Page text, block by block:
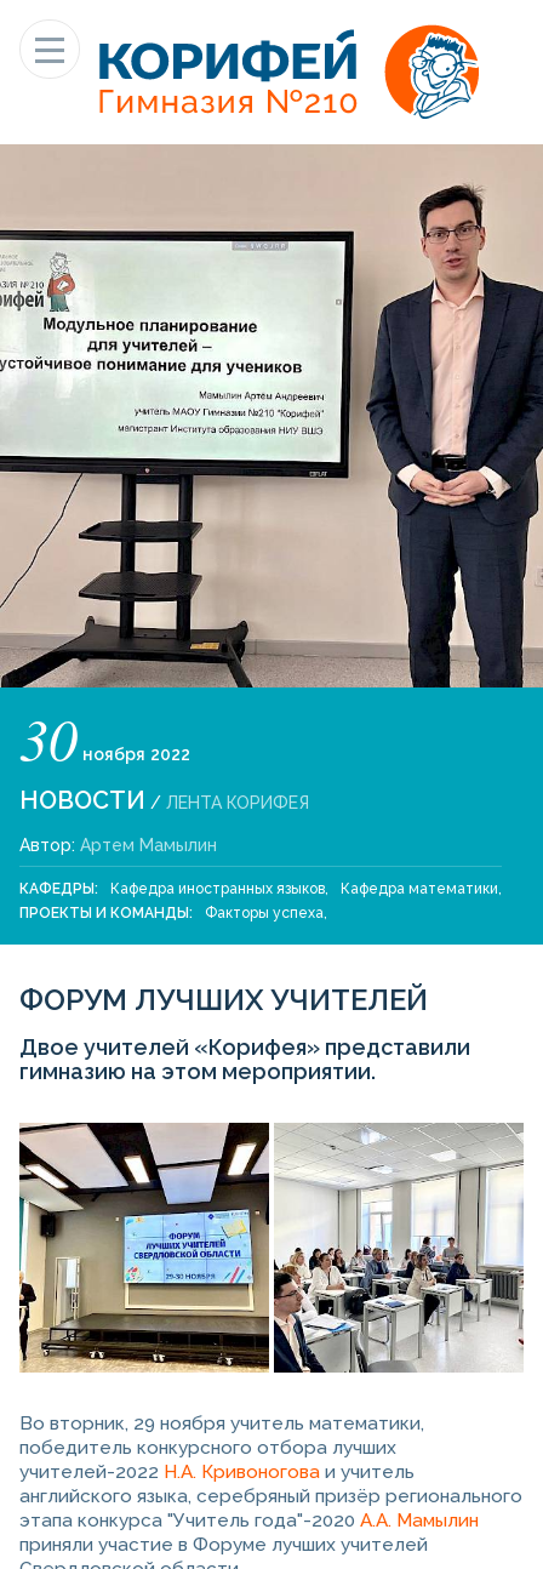
30 ноября 2022
НОВОСТИ / ЛЕНТА КОРИФЕЯ
Автор: Артем Мамылин
КАФЕДРЫ: Кафедра иностранных языков, Кафедра математики,
ПРОЕКТЫ И КОМАНДЫ:
Факторы успеха,
ФОРУМ ЛУЧШИХ УЧИТЕЛЕЙ
Двое учителей «Корифея» представили
гимназию на этом мероприятии.
Во вторник, 29 ноября учитель математики,
победитель конкурсного отбора лучших
учителей-2022 Н.А. Кривоногова и учитель
английского языка, серебряный призёр регионального
этапа конкурса "Учитель года"-2020 А.А. Мамылин
приняли участие в Форуме лучших учителей